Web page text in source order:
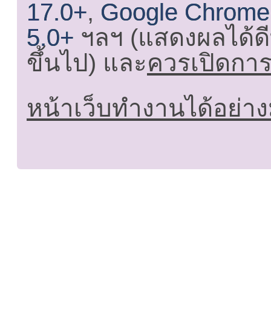
17.0+, Google
5.0+ ฯลฯ (แสดงผลได้
ขึ้นไป) และควรเปิดกา
หน้าเว็บทำงานได้อย่า